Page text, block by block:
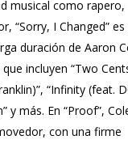
musical como
“Sorry, I Changed”
duración de Aaron
incluyen “Two
“Infinity (feat.
y más. En “Proof”,
con una firme